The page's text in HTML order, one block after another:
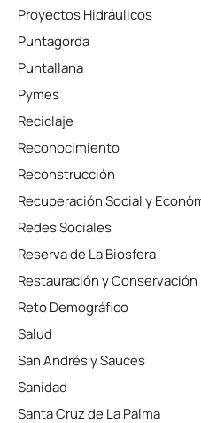
Proyectos Hidráulicos
Puntagorda
Puntallana
Pymes
Reciclaje
Reconocimiento
Reconstrucción
Recuperación Social y
Redes Sociales
Reserva de La Biosfera
Restauración y Conservación
Reto Demográfico
Salud
San Andrés y Sauces
Sanidad
Santa Cruz de La Palma